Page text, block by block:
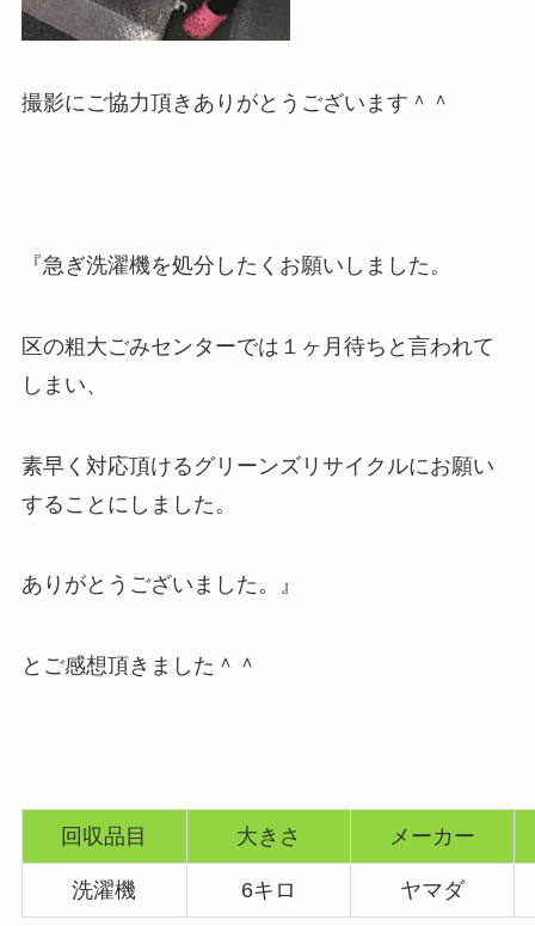
撮影にご協力頂きありがとうございます＾＾
『急ぎ洗濯機を処分したくお願いしました。
区の粗大ごみセンターでは１ヶ月待ちと言われて
しまい、
素早く対応頂けるグリーンズリサイクルにお願い
することにしました。
ありがとうございました。』
とご感想頂きました＾＾
回収品目 大きさ メーカー
洗濯機 6キロ ヤマダ